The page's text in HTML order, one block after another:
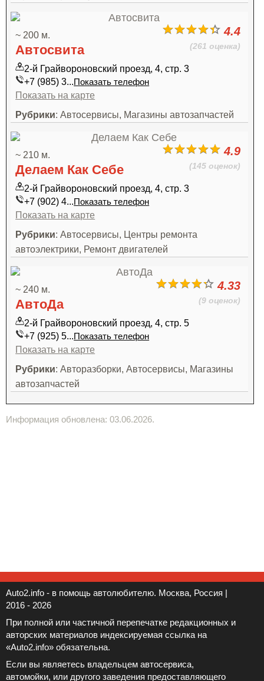
4.4
(261 оценка)
~ 200 м.
Автосвита
2-й Грайвороновский проезд, 4, стр. 3
+7 (985) 3...Показать телефон
Показать на карте
Рубрики: Автосервисы, Магазины автозапчастей
4.9
(145 оценок)
~ 210 м.
Делаем Как Себе
2-й Грайвороновский проезд, 4, стр. 3
+7 (902) 4...Показать телефон
Показать на карте
Рубрики: Автосервисы, Центры ремонта
автоэлектрики, Ремонт двигателей
4.33
(9 оценок)
~ 240 м.
АвтоДа
2-й Грайвороновский проезд, 4, стр. 5
+7 (925) 5...Показать телефон
Показать на карте
Рубрики: Авторазборки, Автосервисы, Магазины
автозапчастей
Информация обновлена: 03.06.2026.
Auto2.info - в помощь автолюбителю. Москва, Россия |
2016 - 2026
При полной или частичной перепечатке редакционных и
авторских материалов индексируемая ссылка на
«Auto2.info» обязательна.
Если вы являетесь владельцем автосервиса,
автомойки, или другого заведения предоставляющего